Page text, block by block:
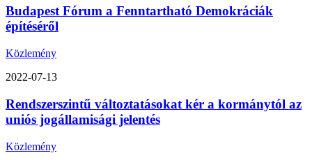
Budapest Fórum a Fenntartható Demokráciák
építéséről
Közlemény
2022-07-13
Rendszerszintű változtatásokat kér a kormánytól az
uniós jogállamisági jelentés
Közlemény